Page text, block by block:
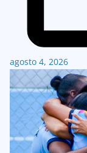
agosto 4, 2026